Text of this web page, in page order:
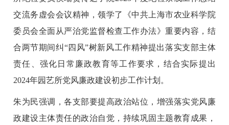
交流务虚会会议精神，领学了《中共上海市农业科学院
委员会全面从严治党监督检查工作办法》重要内容，结
合两节期间纠“四风”树新风工作精神提出落实支部主体
责任、强化日常廉政教育等工作要求，结合实际提出
2024年园艺所党风廉政建设初步工作计划。
朱为民强调，各支部要提高政治站位，增强落实党风廉
政建设主体责任的政治自觉，持续巩固主题教育成果，